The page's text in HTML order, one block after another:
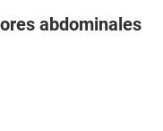
abdominales